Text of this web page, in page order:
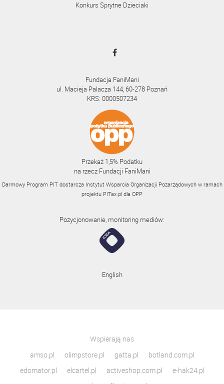
Konkurs Sprytne Dzieciaki
Fundacja FaniMani
ul. Macieja Palacza 144, 60-278 Poznań
KRS: 0000507234
Przekaż 1,5% Podatku
na rzecz Fundacji FaniMani
Darmowy Program PIT dostarcza Instytut Wsparcia Organizacji Pozarządowych w ramach
projektu PITax.pl dla OPP
Pozycjonowanie, monitoring mediów:
English
Wspierają nas
amso.pl
olimpstore.pl gatta.pl
botland.com.pl
edomator.pl
elcartel.pl activeshop.com.pl
e-hak24.pl